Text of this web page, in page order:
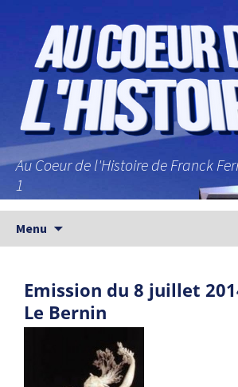
Au Coeur de l'Histoire de Franck
1
Menu
Emission du 8 juillet
Le Bernin